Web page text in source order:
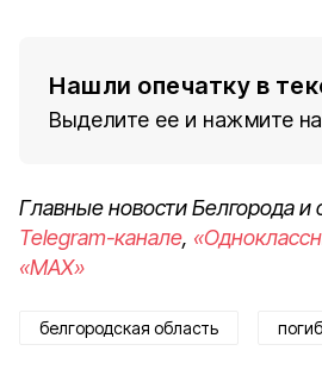
Нашли опечатку в
Выделите ее и нажмите на
Главные новости Белгорода
Telegram-канале,
«MAX»
белгородская область